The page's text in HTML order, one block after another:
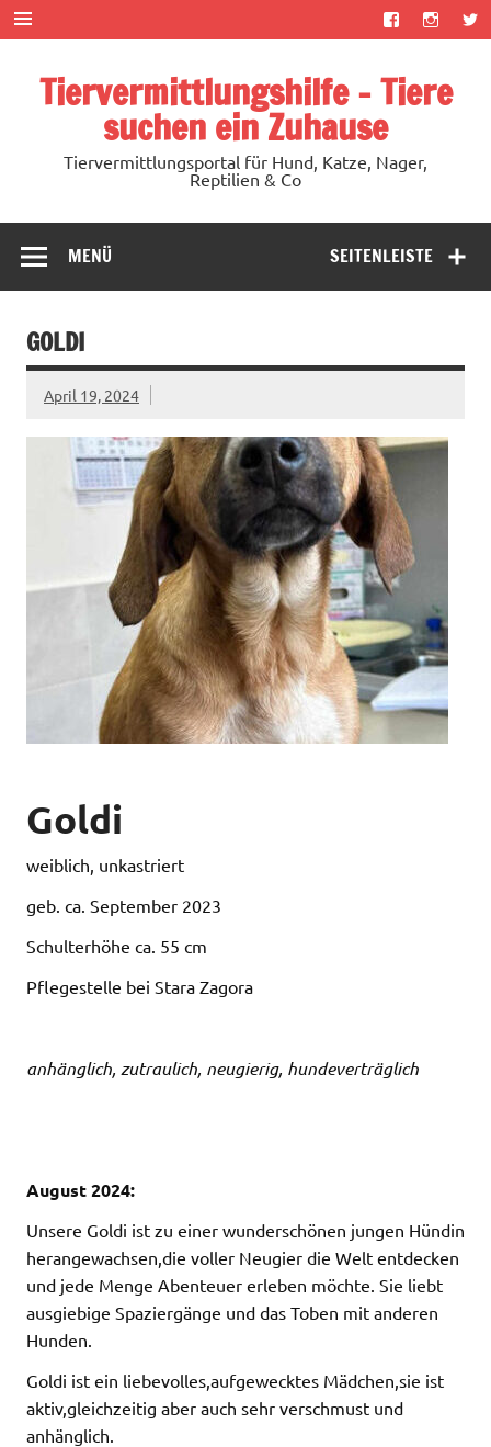
Zum
Inhalt
springen
Tiervermittlungshilfe – Tiere
suchen ein Zuhause
Tiervermittlungsportal für Hund, Katze, Nager,
Reptilien & Co
SEITENLEISTE
MENÜ
GOLDI
April 19, 2024
Goldi
weiblich, unkastriert
geb. ca. September 2023
Schulterhöhe ca. 55 cm
Pflegestelle bei Stara Zagora
anhänglich, zutraulich, neugierig, hundeverträglich
August 2024:
Unsere Goldi ist zu einer wunderschönen jungen Hündin
herangewachsen,die voller Neugier die Welt entdecken
und jede Menge Abenteuer erleben möchte. Sie liebt
ausgiebige Spaziergänge und das Toben mit anderen
Hunden.
Goldi ist ein liebevolles,aufgewecktes Mädchen,sie ist
aktiv,gleichzeitig aber auch sehr verschmust und
anhänglich.